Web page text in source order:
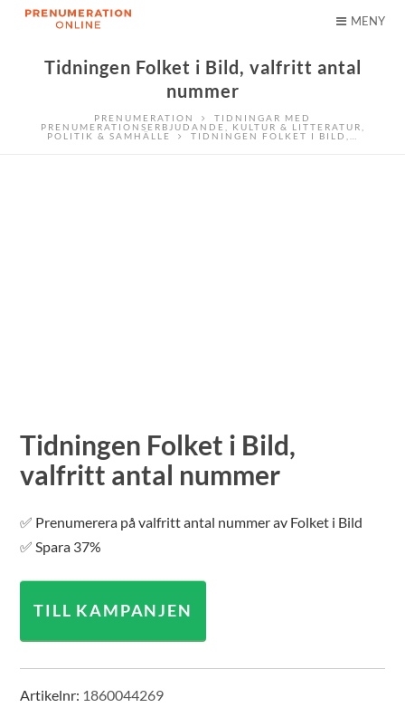
MENY
Tidningen Folket i Bild, valfritt antal
nummer
PRENUMERATION
TIDNINGAR MED
PRENUMERATIONSERBJUDANDE
KULTUR & LITTERATUR
POLITIK & SAMHÄLLE
TIDNINGEN FOLKET I BILD,…
Tidningen Folket i Bild,
valfritt antal nummer
✅ Prenumerera på valfritt antal nummer av Folket i Bild
✅ Spara 37%
TILL KAMPANJEN
Artikelnr: 1860044269